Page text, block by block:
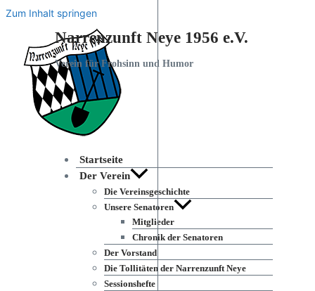
Zum Inhalt springen
Narrenzunft Neye 1956 e.V.
Verein für Frohsinn und Humor
Startseite
Der Verein
Die Vereinsgeschichte
Unsere Senatoren
Mitglieder
Chronik der Senatoren
Der Vorstand
Die Tollitäten der Narrenzunft Neye
Sessionshefte